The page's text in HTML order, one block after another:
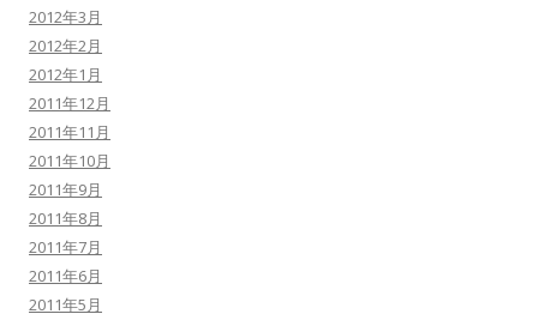
2012年3月
2012年2月
2012年1月
2011年12月
2011年11月
2011年10月
2011年9月
2011年8月
2011年7月
2011年6月
2011年5月